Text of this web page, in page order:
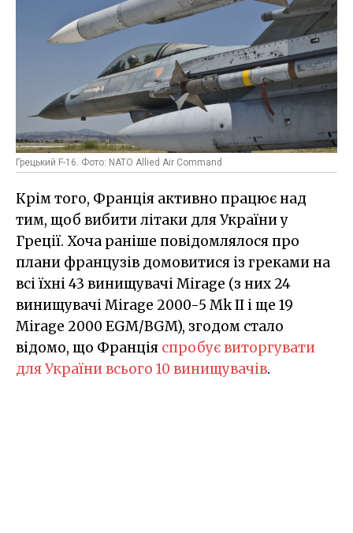
Грецький F-16. Фото: NATO Allied Air Command
Крім того, Франція активно працює над
тим, щоб вибити літаки для України у
Греції. Хоча раніше повідомлялося про
плани французів домовитися із греками на
всі їхні 43 винищувачі Mirage (з них 24
винищувачі Mirage 2000-5 Mk II і ще 19
Mirage 2000 EGM/BGM), згодом стало
відомо, що Франція спробує виторгувати
для України всього 10 винищувачів.